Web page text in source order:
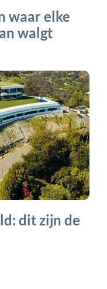
waar elke
walgt
dit zijn de